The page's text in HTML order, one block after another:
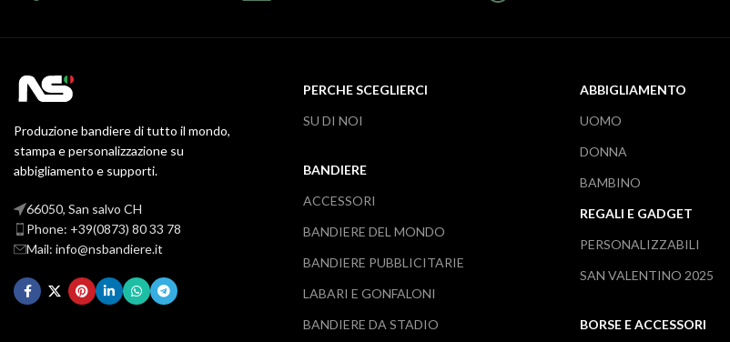
Produzione bandiere di tutto il mondo,
stampa e personalizzazione su
abbigliamento e supporti.
66050, San salvo CH
Phone: +39(0873) 80 33 78
Mail: info@nsbandiere.it
PERCHE SCEGLIERCI
SU DI NOI
BANDIERE
ACCESSORI
BANDIERE DEL MONDO
BANDIERE PUBBLICITARIE
LABARI E GONFALONI
BANDIERE DA STADIO
ABBIGLIAMENTO
UOMO
DONNA
BAMBINO
REGALI E GADGET
PERSONALIZZABILI
SAN VALENTINO 2025
BORSE E ACCESSORI